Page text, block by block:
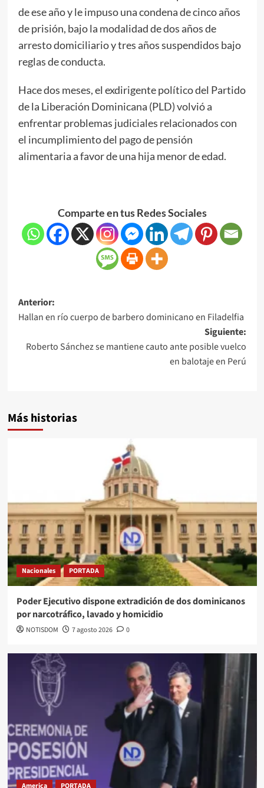
de ese año y le impuso una condena de cinco años
de prisión, bajo la modalidad de dos años de
arresto domiciliario y tres años suspendidos bajo
reglas de conducta.
Hace dos meses, el exdirigente político del Partido
de la Liberación Dominicana (PLD) volvió a
enfrentar problemas judiciales relacionados con
el incumplimiento del pago de pensión
alimentaria a favor de una hija menor de edad.
Comparte en tus Redes Sociales
Anterior:
Hallan en río cuerpo de barbero dominicano en Filadelfia
Siguiente:
Roberto Sánchez se mantiene cauto ante posible vuelco
en balotaje en Perú
Más historias
Nacionales PORTADA
Poder Ejecutivo dispone extradición de dos dominicanos
por narcotráfico, lavado y homicidio
NOTISDOM 7 agosto 2026 0
America PORTADA